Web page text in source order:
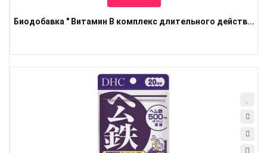
Биодобавка " Витамин B комплекс длительного действ...